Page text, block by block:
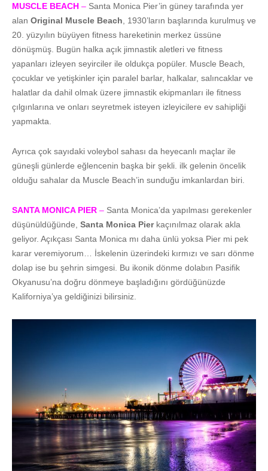
MUSCLE BEACH – Santa Monica Pier’in güney tarafında yer
alan Original Muscle Beach , 1930’ların başlarında kurulmuş ve
20. yüzyılın büyüyen fitness hareketinin merkez üssüne
dönüşmüş. Bugün halka açık jimnastik aletleri ve fitness
yapanları izleyen seyirciler ile oldukça popüler. Muscle Beach
çocuklar ve yetişkinler için paralel barlar, halkalar, salıncaklar ve
halatlar da dahil olmak üzere jimnastik ekipmanları ile fitness
çılgınlarına ve onları seyretmek isteyen izleyicilere ev sahipliği
yapmakta.
Ayrıca çok sayıdaki voleybol sahası da heyecanlı maçlar ile
güneşli günlerde eğlencenin başka bir şekli. ilk gelenin öncelik
olduğu sahalar da Muscle Beach’in sunduğu imkanlardan biri.
SANTA MONICA PIER – Santa Monica’da yapılması gerekenler
düşünüldüğünde, Santa Monica Pierkaçınılmaz olarak akla
geliyor. Açıkçası Santa Monica mı daha ünlü yoksa Pier mi pek
karar veremiyorum… İskelenin üzerindeki kırmızı ve sarı dönme
dolap ise bu şehrin simgesi. Bu ikonik dönme dolabın Pasifik
Okyanusu’na doğru dönmeye başladığını gördüğünüzde
Kaliforniya’ya geldiğinizi bilirsiniz.